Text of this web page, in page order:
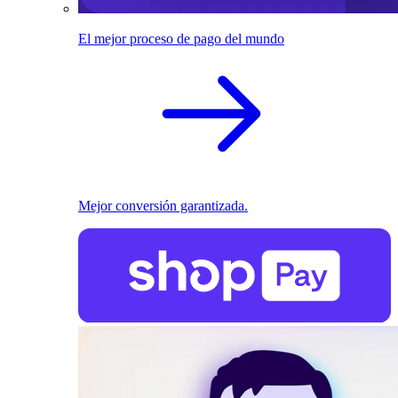
El mejor proceso de pago del mundo
Mejor conversión garantizada.